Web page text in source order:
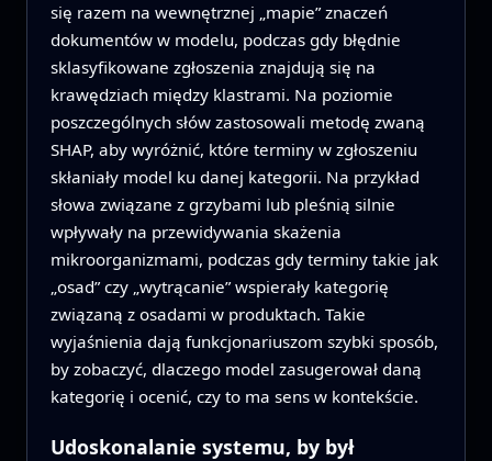
się razem na wewnętrznej „mapie” znaczeń
dokumentów w modelu, podczas gdy błędnie
sklasyfikowane zgłoszenia znajdują się na
krawędziach między klastrami. Na poziomie
poszczególnych słów zastosowali metodę zwaną
SHAP, aby wyróżnić, które terminy w zgłoszeniu
skłaniały model ku danej kategorii. Na przykład
słowa związane z grzybami lub pleśnią silnie
wpływały na przewidywania skażenia
mikroorganizmami, podczas gdy terminy takie jak
„osad” czy „wytrącanie” wspierały kategorię
związaną z osadami w produktach. Takie
wyjaśnienia dają funkcjonariuszom szybki sposób,
by zobaczyć, dlaczego model zasugerował daną
kategorię i ocenić, czy to ma sens w kontekście.
Udoskonalanie systemu, by był